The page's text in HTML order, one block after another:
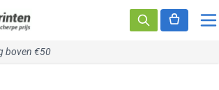
boven €50